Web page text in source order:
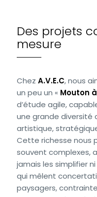
Des projets
mesure
Chez A.V.E.C, nous
un peu un « Mouton
d’étude agile,
une grande diversité
artistique,
Cette richesse nous
souvent complexes,
jamais les simplifier
qui mêlent
paysagers,